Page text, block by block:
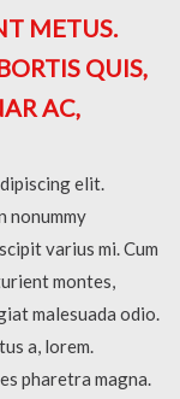
METUS.
QUIS,
AC,
elit.
nonummy
varius mi. Cum
montes,
malesuada odio.
a, lorem.
pharetra magna.